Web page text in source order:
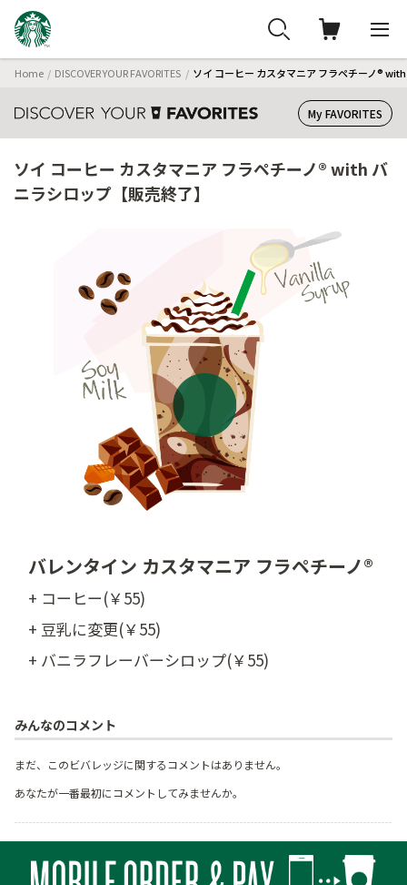
Home DISCOVER YOUR FAVORITES ソイ コーヒー カスタマニア フラペチーノ®
My FAVORITES
ソイ コーヒー カスタマニア フラペチーノ® with バ
ニラシロップ【販売終了】
バレンタイン カスタマニア フラペチーノ®
+ コーヒー(￥55)
+ 豆乳に変更(￥55)
+ バニラフレーバーシロップ(￥55)
みんなのコメント
まだ、このビバレッジに関するコメントはありません。
あなたが一番最初にコメントしてみませんか。